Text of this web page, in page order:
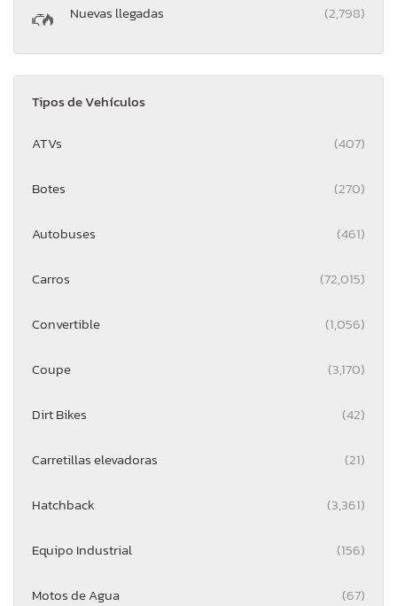
Nuevas llegadas (2,798)
Tipos de Vehículos
ATVs (407)
Botes (270)
Autobuses (461)
Carros (72,015)
Convertible (1,056)
Coupe (3,170)
Dirt Bikes (42)
Carretillas elevadoras (21)
Hatchback (3,361)
Equipo Industrial (156)
Motos de Agua (67)